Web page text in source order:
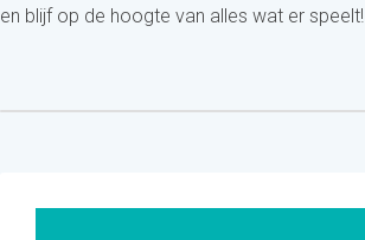
en blijf op de hoogte van alles wat er speelt!